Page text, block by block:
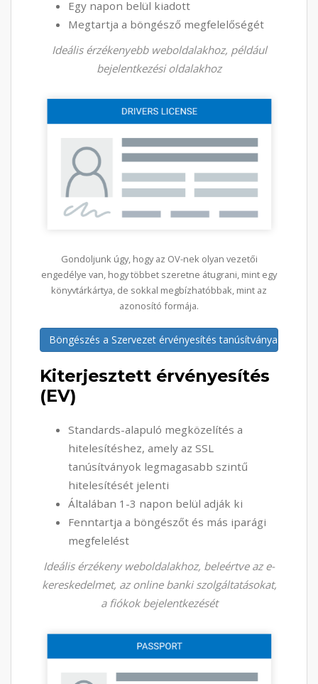
Egy napon belül kiadott
Megtartja a böngésző megfelelőségét
Ideális érzékenyebb weboldalakhoz, például
bejelentkezési oldalakhoz
Gondoljunk úgy, hogy az OV-nek olyan vezetői
engedélye van, hogy többet szeretne átugrani, mint egy
könyvtárkártya, de sokkal megbízhatóbbak, mint az
azonosító formája.
Böngészés a Szervezet érvényesítés tanúsítványaiban
Kiterjesztett érvényesítés
(EV)
Standards-alapuló megközelítés a
hitelesítéshez, amely az SSL
tanúsítványok legmagasabb szintű
hitelesítését jelenti
Általában 1-3 napon belül adják ki
Fenntartja a böngészőt és más iparági
megfelelést
Ideális érzékeny weboldalakhoz, beleértve az e-
kereskedelmet, az online banki szolgáltatásokat,
a fiókok bejelentkezését